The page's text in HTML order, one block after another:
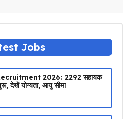
Jobs
2026: 2292 सहायक
देखें योग्यता, आयु सीमा